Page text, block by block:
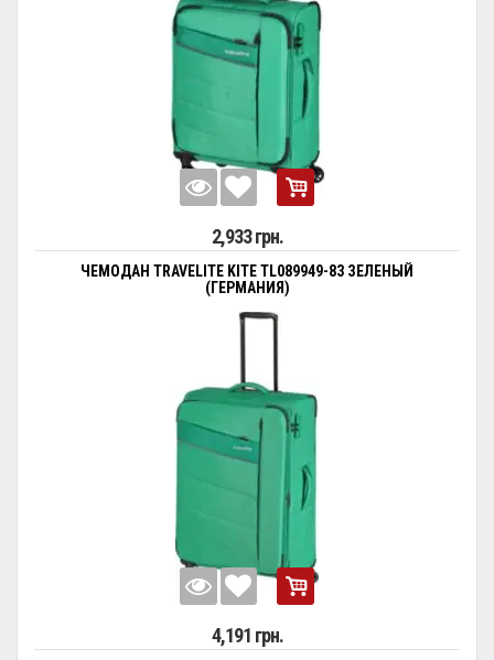
2,933 грн.
ЧЕМОДАН TRAVELITE KITE TL089949-83 ЗЕЛЕНЫЙ
(ГЕРМАНИЯ)
4,191 грн.